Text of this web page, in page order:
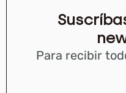
Para recibir